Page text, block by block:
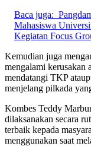
Baca juga:
Mahasiswa
Kegiatan Focus
Kemudian juga
mengalami kerusakan
mendatangi TKP
menjelang pilkada
Kombes Teddy
dilaksanakan secara
terbaik kepada
menggunakan saat